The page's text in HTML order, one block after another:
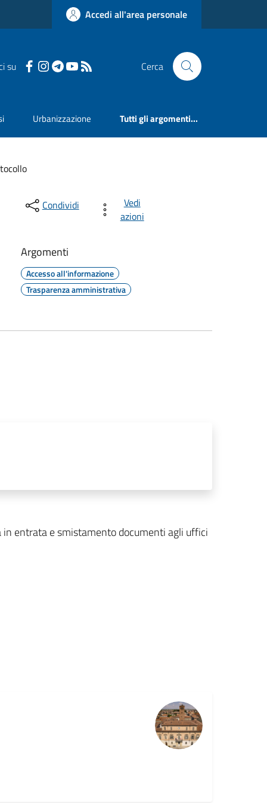
Accedi all'area personale
su Cerca
Urbanizzazione Tutti gli argomenti...
Condividi
Vedi
azioni
Argomenti
Accesso all'informazione
Trasparenza amministrativa
in entrata e smistamento documenti agli uffici